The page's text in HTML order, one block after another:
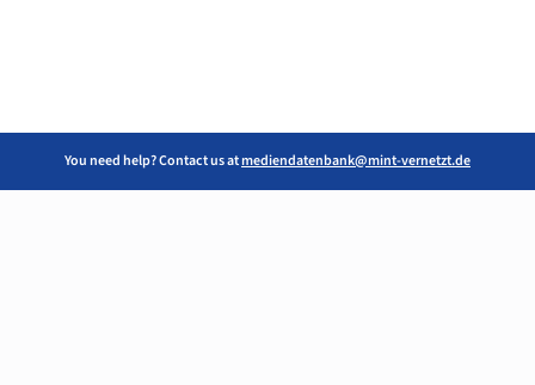
You need help? Contact us atmediendatenbank@mint-vernetzt.de